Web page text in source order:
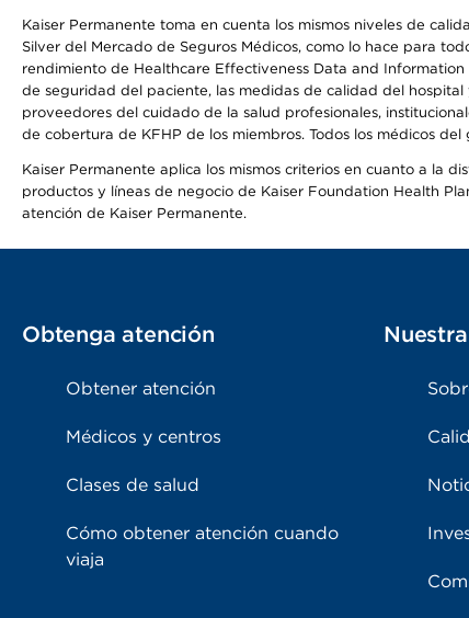
Kaiser Permanente toma en cuenta los mismos niveles de
Silver del Mercado de Seguros Médicos, como lo hace para
rendimiento de Healthcare Effectiveness Data and
de seguridad del paciente, las medidas de calidad del
proveedores del cuidado de la salud profesionales,
de cobertura de KFHP de los miembros. Todos los médicos
Kaiser Permanente aplica los mismos criterios en cuanto a la
productos y líneas de negocio de Kaiser Foundation Health
atención de Kaiser Permanente.
Obtenga atención
Obtener atención
Médicos y centros
Clases de salud
Cómo obtener atención cuando
viaja